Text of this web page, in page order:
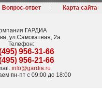
Вопрос-ответ Карта сайта
ГАРДИА
, ул.Самокатная, 2а
Телефон:
956-31-66
956-21-66
info@gardia.ru
пн-пт с 09:00 до 18:00